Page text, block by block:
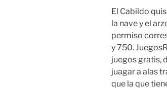
El Cabildo
la nave y el
permiso
y 750.
juegos gratis,
juagar a alas
que la que